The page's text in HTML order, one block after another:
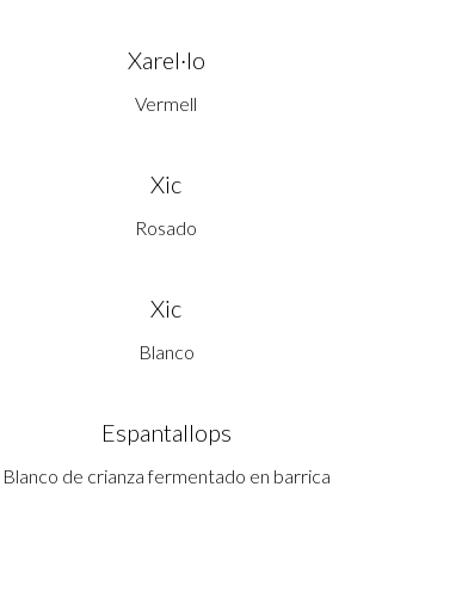
Xarel·lo
Vermell
Xic
Rosado
Xic
Blanco
Espantallops
Blanco de crianza fermentado en barrica